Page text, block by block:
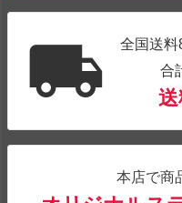
全国送
合
本店で商